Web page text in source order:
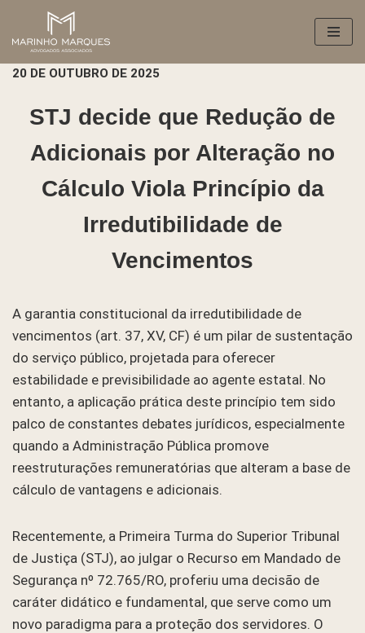
Pular
para
conteúdo
20 DE OUTUBRO DE 2025
STJ decide que Redução de
Adicionais por Alteração no
Cálculo Viola Princípio da
Irredutibilidade de
Vencimentos
A garantia constitucional da irredutibilidade de
vencimentos (art. 37, XV, CF) é um pilar de sustentação
do serviço público, projetada para oferecer
estabilidade e previsibilidade ao agente estatal. No
entanto, a aplicação prática deste princípio tem sido
palco de constantes debates jurídicos, especialmente
quando a Administração Pública promove
reestruturações remuneratórias que alteram a base de
cálculo de vantagens e adicionais.
Recentemente, a Primeira Turma do Superior Tribunal
de Justiça (STJ), ao julgar o Recurso em Mandado de
Segurança nº 72.765/RO, proferiu uma decisão de
caráter didático e fundamental, que serve como um
novo paradigma para a proteção dos servidores. O